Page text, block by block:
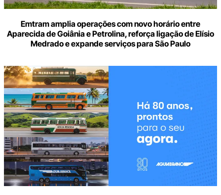
Emtram amplia operações com novo horário entre
Aparecida de Goiânia e Petrolina, reforça ligação de Elísio
Medrado e expande serviços para São Paulo